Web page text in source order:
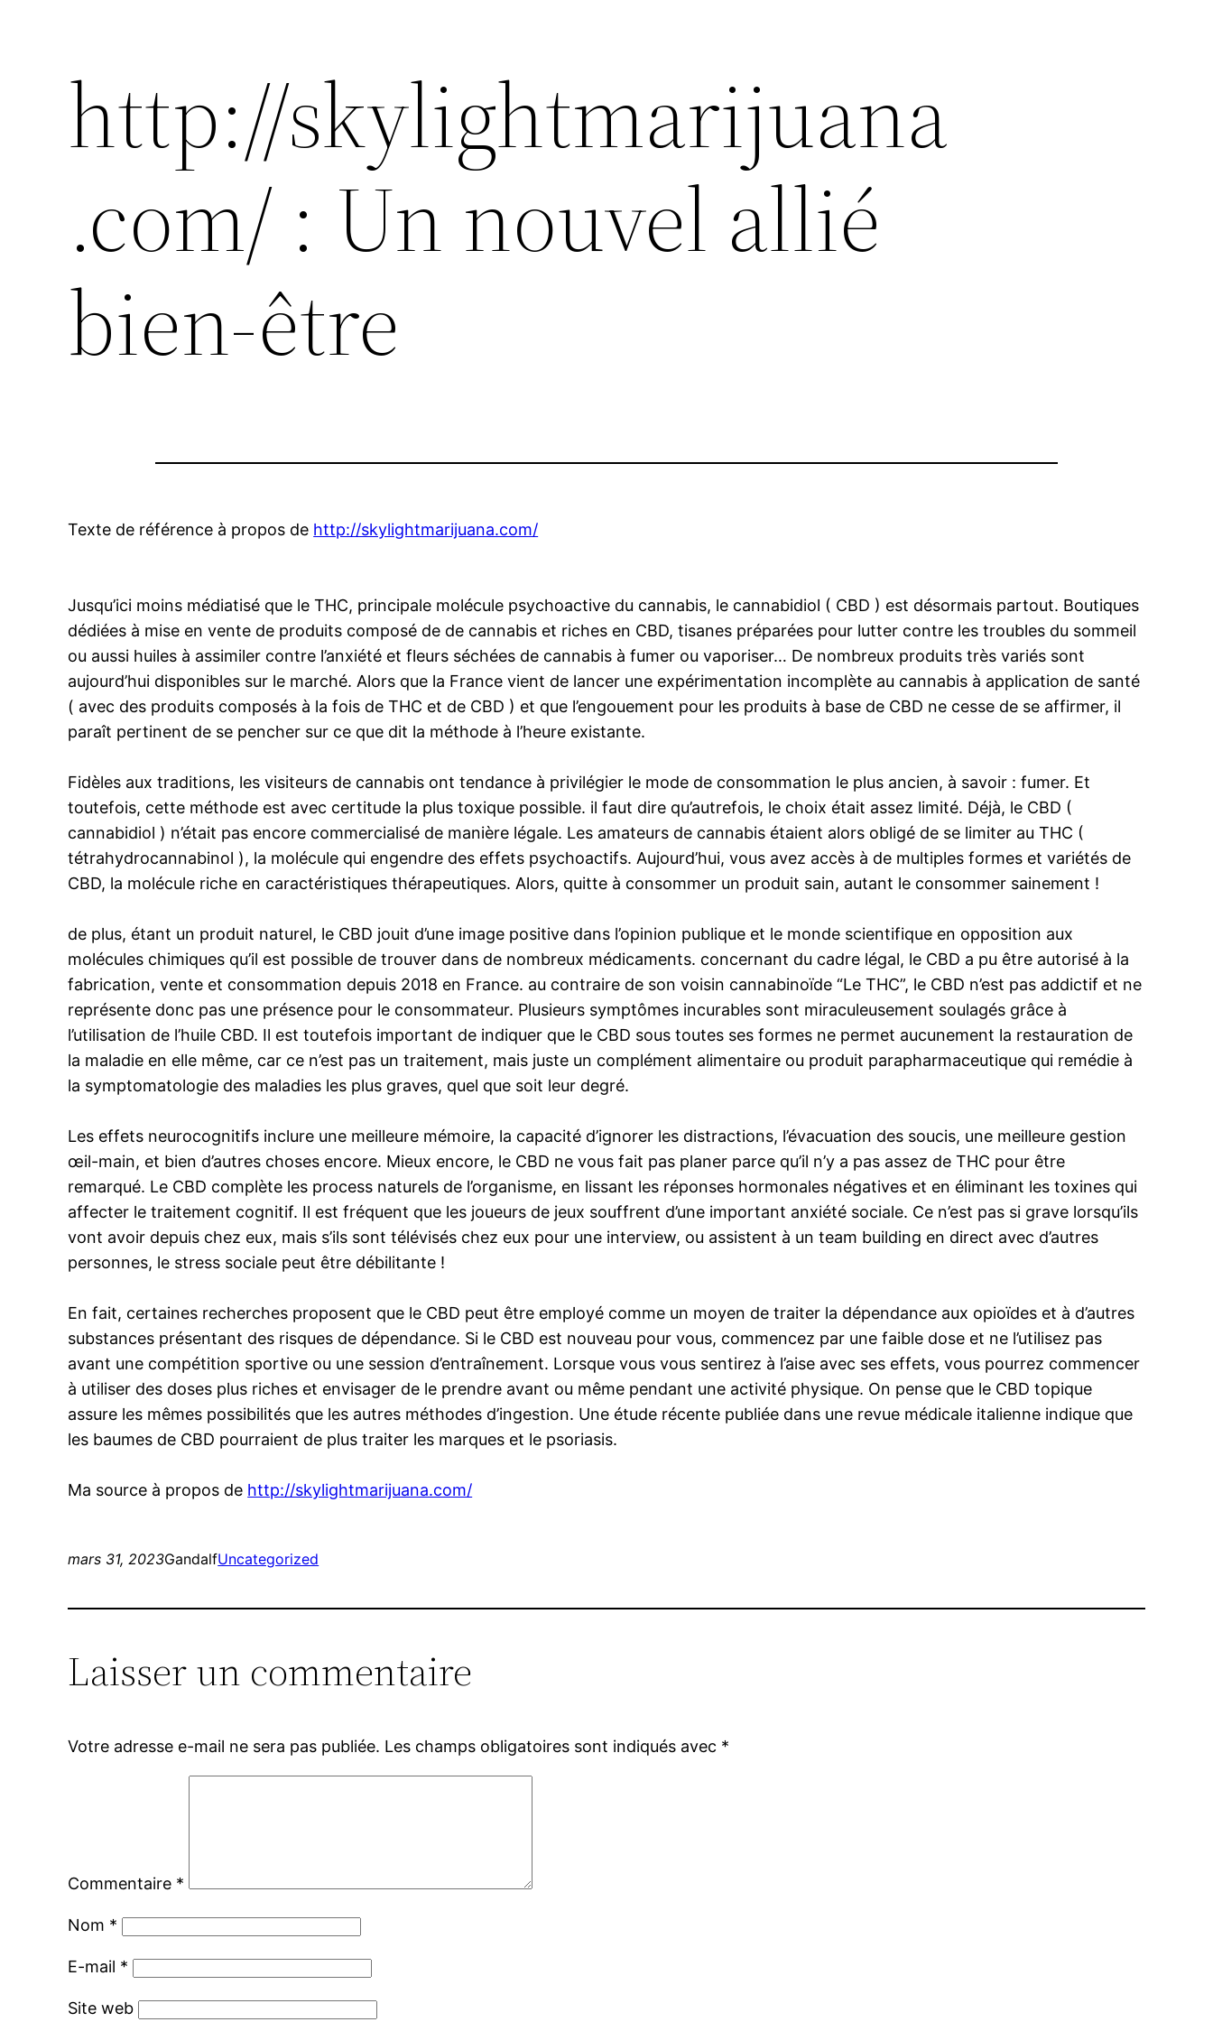
http://skylightmarijuana
.com/ : Un nouvel allié
bien-être
Texte de référence à propos de http://skylightmarijuana.com/
Jusqu’ici moins médiatisé que le THC, principale molécule psychoactive du cannabis, le cannabidiol ( CBD ) est désormais partout. Boutiques
dédiées à mise en vente de produits composé de de cannabis et riches en CBD, tisanes préparées pour lutter contre les troubles du sommeil
ou aussi huiles à assimiler contre l’anxiété et fleurs séchées de cannabis à fumer ou vaporiser… De nombreux produits très variés sont
aujourd’hui disponibles sur le marché. Alors que la France vient de lancer une expérimentation incomplète au cannabis à application de santé
( avec des produits composés à la fois de THC et de CBD ) et que l’engouement pour les produits à base de CBD ne cesse de se affirmer, il
paraît pertinent de se pencher sur ce que dit la méthode à l’heure existante.
Fidèles aux traditions, les visiteurs de cannabis ont tendance à privilégier le mode de consommation le plus ancien, à savoir : fumer. Et
toutefois, cette méthode est avec certitude la plus toxique possible. il faut dire qu’autrefois, le choix était assez limité. Déjà, le CBD (
cannabidiol ) n’était pas encore commercialisé de manière légale. Les amateurs de cannabis étaient alors obligé de se limiter au THC (
tétrahydrocannabinol ), la molécule qui engendre des effets psychoactifs. Aujourd’hui, vous avez accès à de multiples formes et variétés de
CBD, la molécule riche en caractéristiques thérapeutiques. Alors, quitte à consommer un produit sain, autant le consommer sainement !
de plus, étant un produit naturel, le CBD jouit d’une image positive dans l’opinion publique et le monde scientifique en opposition aux
molécules chimiques qu’il est possible de trouver dans de nombreux médicaments. concernant du cadre légal, le CBD a pu être autorisé à la
fabrication, vente et consommation depuis 2018 en France. au contraire de son voisin cannabinoïde “Le THC”, le CBD n’est pas addictif et ne
représente donc pas une présence pour le consommateur. Plusieurs symptômes incurables sont miraculeusement soulagés grâce à
l’utilisation de l’huile CBD. Il est toutefois important de indiquer que le CBD sous toutes ses formes ne permet aucunement la restauration de
la maladie en elle même, car ce n’est pas un traitement, mais juste un complément alimentaire ou produit parapharmaceutique qui remédie à
la symptomatologie des maladies les plus graves, quel que soit leur degré.
Les effets neurocognitifs inclure une meilleure mémoire, la capacité d’ignorer les distractions, l’évacuation des soucis, une meilleure gestion
œil-main, et bien d’autres choses encore. Mieux encore, le CBD ne vous fait pas planer parce qu’il n’y a pas assez de THC pour être
remarqué. Le CBD complète les process naturels de l’organisme, en lissant les réponses hormonales négatives et en éliminant les toxines qui
affecter le traitement cognitif. Il est fréquent que les joueurs de jeux souffrent d’une important anxiété sociale. Ce n’est pas si grave lorsqu’ils
vont avoir depuis chez eux, mais s’ils sont télévisés chez eux pour une interview, ou assistent à un team building en direct avec d’autres
personnes, le stress sociale peut être débilitante !
En fait, certaines recherches proposent que le CBD peut être employé comme un moyen de traiter la dépendance aux opioïdes et à d’autres
substances présentant des risques de dépendance. Si le CBD est nouveau pour vous, commencez par une faible dose et ne l’utilisez pas
avant une compétition sportive ou une session d’entraînement. Lorsque vous vous sentirez à l’aise avec ses effets, vous pourrez commencer
à utiliser des doses plus riches et envisager de le prendre avant ou même pendant une activité physique. On pense que le CBD topique
assure les mêmes possibilités que les autres méthodes d’ingestion. Une étude récente publiée dans une revue médicale italienne indique que
les baumes de CBD pourraient de plus traiter les marques et le psoriasis.
Ma source à propos de http://skylightmarijuana.com/
mars 31, 2023GandalfUncategorized
Laisser un commentaire
Votre adresse e-mail ne sera pas publiée. Les champs obligatoires sont indiqués avec *
Commentaire *
Nom *
E-mail *
Site web